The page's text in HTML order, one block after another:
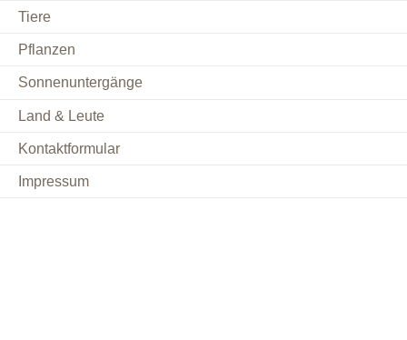
Tiere
Pflanzen
Sonnenuntergänge
Land & Leute
Kontaktformular
Impressum